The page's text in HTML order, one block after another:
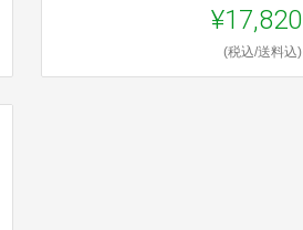
¥17,820
(税込/送料込)